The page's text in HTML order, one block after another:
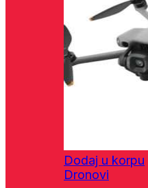
Dodaj u korpu
Dronovi